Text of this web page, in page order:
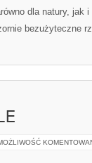
dla natury, jak
bezużyteczne